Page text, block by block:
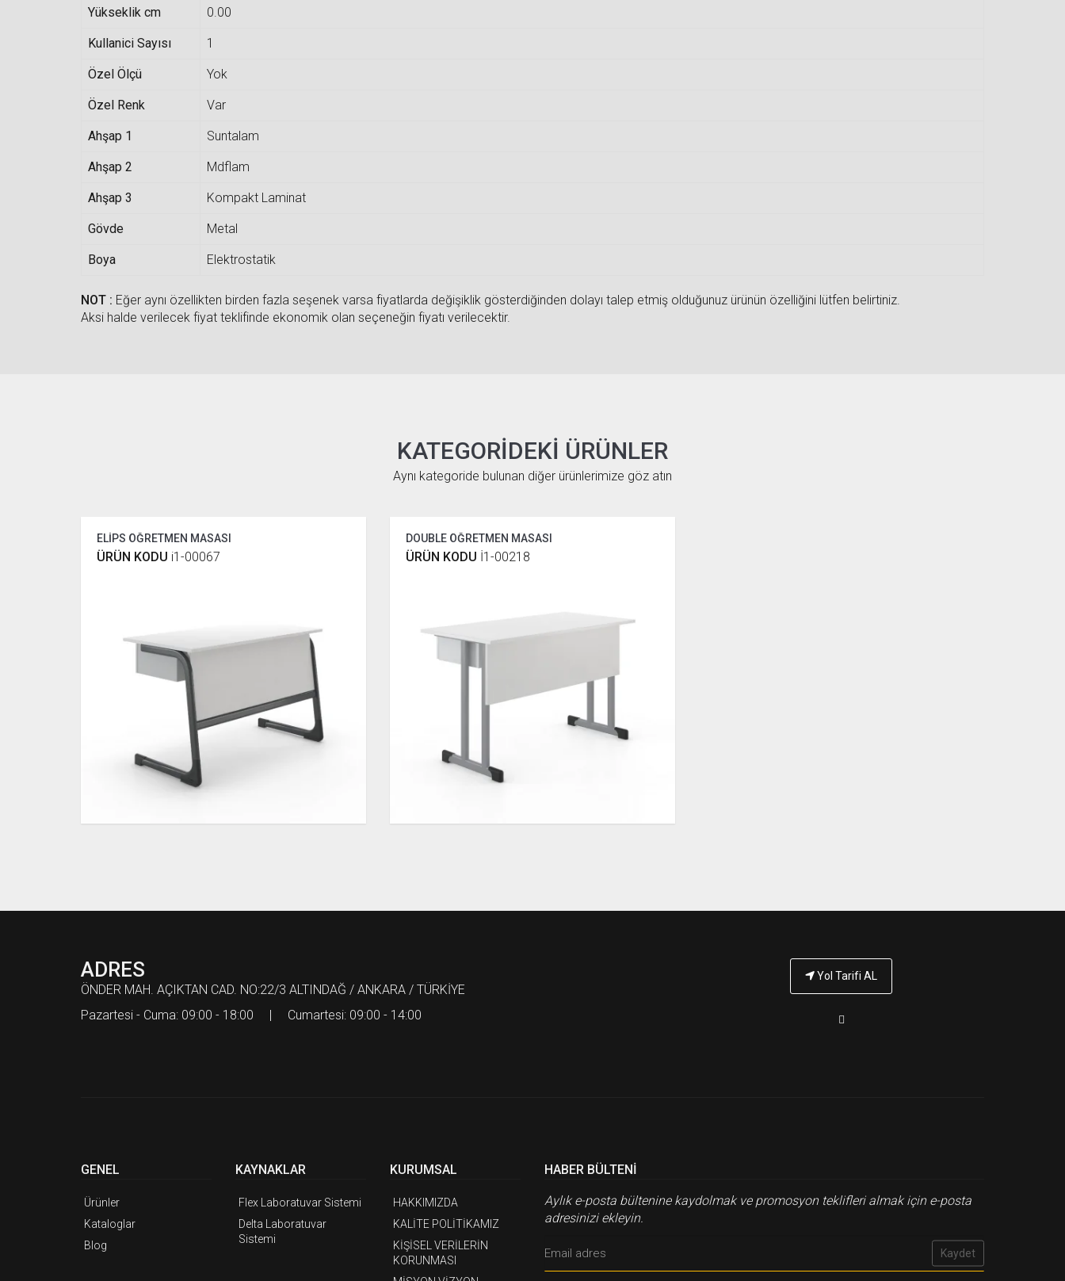
Yükseklik cm 0.00
Kullanici Sayısı 1
Özel Ölçü Yok
Özel Renk Var
Ahşap 1 Suntalam
Ahşap 2 Mdflam
Ahşap 3 Kompakt Laminat
Gövde Metal
Boya Elektrostatik
NOT : Eğer aynı özellikten birden fazla seşenek varsa fiyatlarda değişiklik gösterdiğinden dolayı talep etmiş olduğunuz ürünün özelliğini lütfen belirtiniz.
Aksi halde verilecek fiyat teklifinde ekonomik olan seçeneğin fiyatı verilecektir.
KATEGORIDEKI ÜRÜNLER
Aynı kategoride bulunan diğer ürünlerimize göz atın
ELİPS ÖĞRETMEN MASASI
ÜRÜN KODU i1-00067
DOUBLE ÖĞRETMEN MASASI
ÜRÜN KODU İ1-00218
ADRES
ÖNDER MAH. AÇIKTAN CAD. NO:22/3 ALTINDAĞ / ANKARA / TÜRKİYE
Pazartesi - Cuma: 09:00 - 18:00 | Cumartesi: 09:00 - 14:00
Yol Tarifi AL
GENEL
Ürünler
Kataloglar
Blog
KAYNAKLAR
Flex Laboratuvar Sistemi
Delta Laboratuvar
Sistemi
KURUMSAL
HAKKIMIZDA
KALİTE POLİTİKAMIZ
KİŞİSEL VERİLERİN
KORUNMASI
HABER BÜLTENI
Aylık e-posta bültenine kaydolmak ve promosyon teklifleri almak için e-posta
adresinizi ekleyin.
Kaydet